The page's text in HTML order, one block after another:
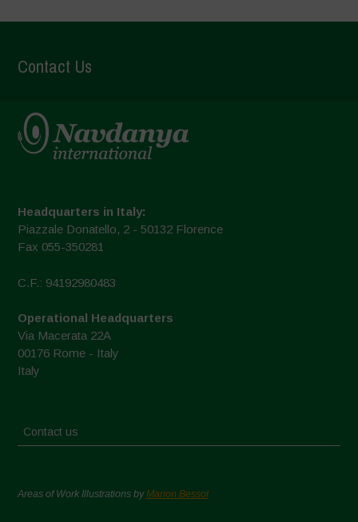
Contact Us
Headquarters in Italy:
Piazzale Donatello, 2 - 50132 Florence
Fax 055-350281
C.F.: 94192980483
Operational Headquarters
Via Macerata 22A
00176 Rome - Italy
Italy
Contact us
Areas of Work Illustrations byMarion Bessol